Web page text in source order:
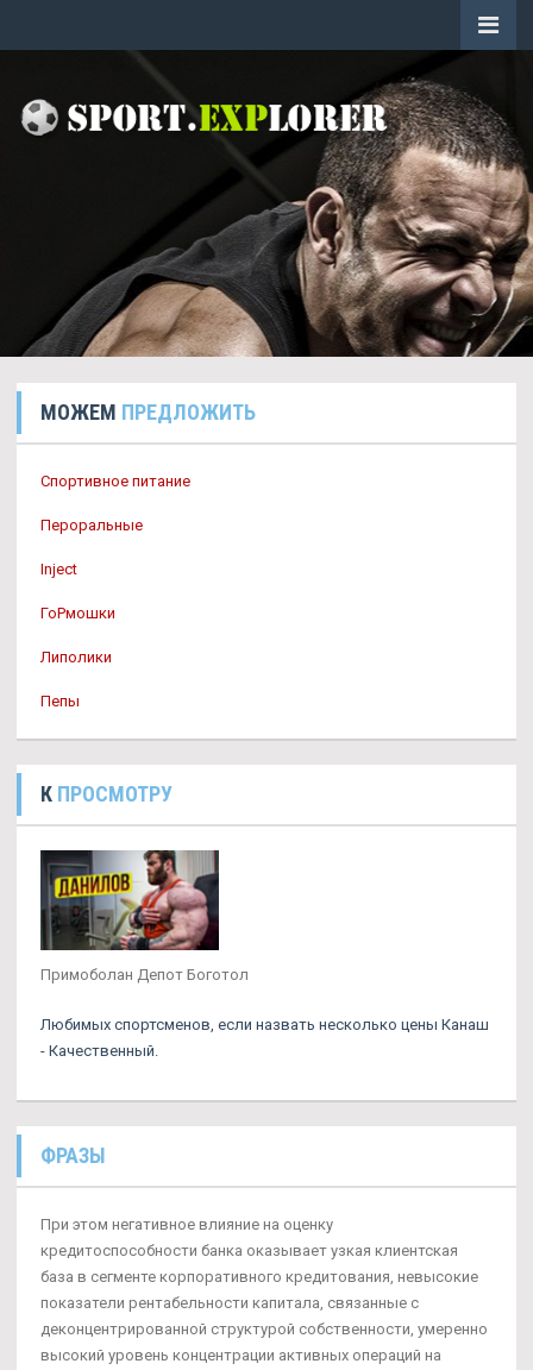
МОЖЕМ ПРЕДЛОЖИТЬ
Спортивное питание
Пероральные
Inject
ГоРмошки
Липолики
Пепы
К ПРОСМОТРУ
Примоболан Депот Боготол
Любимых спортсменов, если назвать несколько цены Канаш
- Качественный.
ФРАЗЫ
При этом негативное влияние на оценку
кредитоспособности банка оказывает узкая клиентская
база в сегменте корпоративного кредитования, невысокие
показатели рентабельности капитала, связанные с
деконцентрированной структурой собственности, умеренно
высокий уровень концентрации активных операций на